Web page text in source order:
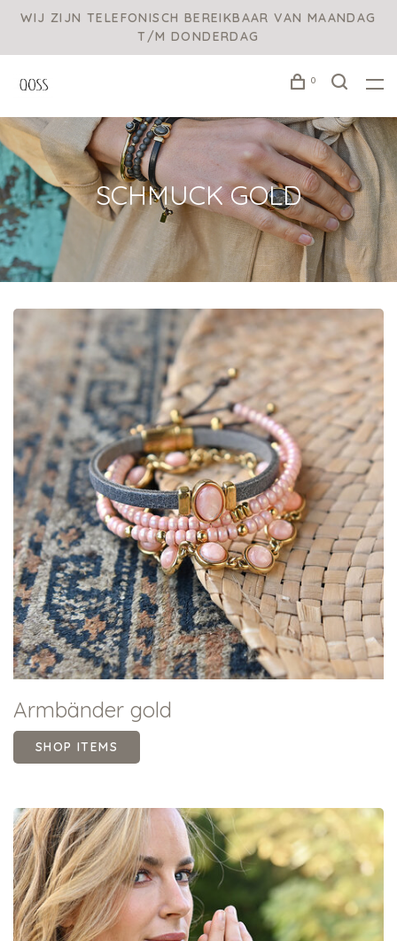
WIJ ZIJN TELEFONISCH BEREIKBAAR VAN MAANDAG
T/M DONDERDAG
0
SCHMUCK GOLD
Armbänder gold
SHOP ITEMS